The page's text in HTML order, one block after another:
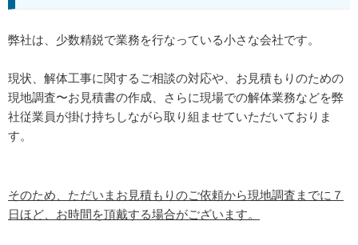
弊社は、少数精鋭で業務を行なっている小さな会社です。
現状、解体工事に関するご相談の対応や、お見積もりのための
現地調査〜お見積書の作成、さらに現場での解体業務などを弊
社従業員が掛け持ちしながら取り組ませていただいておりま
す。
そのため、ただいまお見積もりのご依頼から現地調査までに７
日ほど、お時間を頂戴する場合がございます。